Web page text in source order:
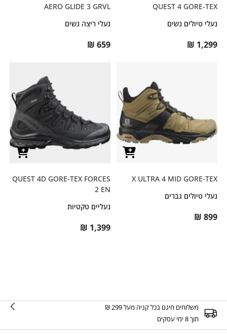
QUEST 4 GORE-TEX
נעלי טיולים נשים
₪ 1,299
AERO GLIDE 3 GRVL
נעלי ריצה נשים
₪ 659
X ULTRA 4 MID GORE-TEX
נעלי טיולים גברים
₪ 899
QUEST 4D GORE-TEX FORCES
2 EN
נעליים טקטיות
₪ 1,399
משלוחים חינם בכל קניה מעל 299 ₪
תוך 8 ימי עסקים